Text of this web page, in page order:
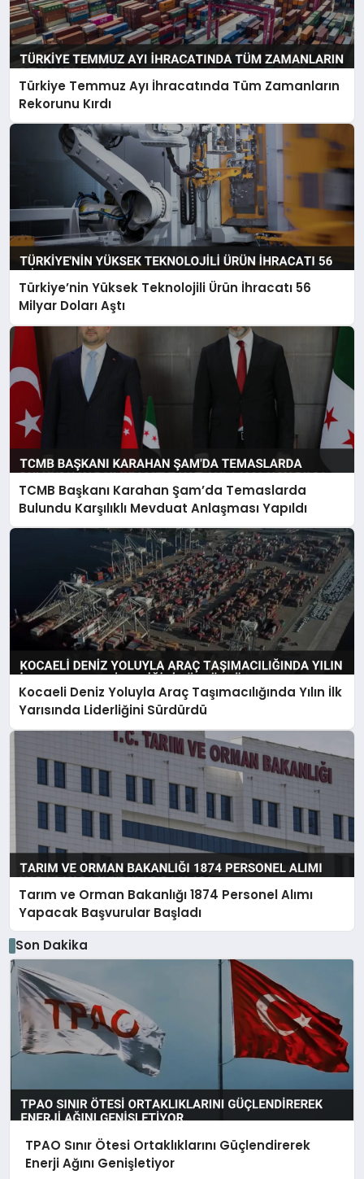
Türkiye Temmuz Ayı İhracatında Tüm Zamanların
Rekorunu Kırdı
Türkiye’nin Yüksek Teknolojili Ürün İhracatı 56
Milyar Doları Aştı
TCMB Başkanı Karahan Şam’da Temaslarda
Bulundu Karşılıklı Mevduat Anlaşması Yapıldı
Kocaeli Deniz Yoluyla Araç Taşımacılığında Yılın İlk
Yarısında Liderliğini Sürdürdü
Tarım ve Orman Bakanlığı 1874 Personel Alımı
Yapacak Başvurular Başladı
Son Dakika
TPAO Sınır Ötesi Ortaklıklarını Güçlendirerek
Enerji Ağını Genişletiyor